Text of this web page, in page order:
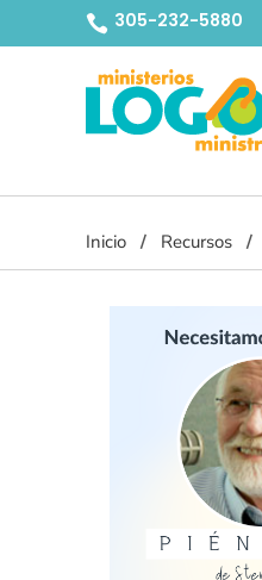
 305-232-5880
Inicio Recursos